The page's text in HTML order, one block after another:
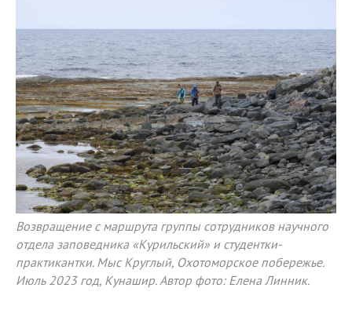
Возвращение с маршрута группы сотрудников научного
отдела заповедника «Курильский» и студентки-
практикантки. Мыс Круглый, Охотоморское побережье.
Июль 2023 год, Кунашир. Автор фото: Елена Линник.